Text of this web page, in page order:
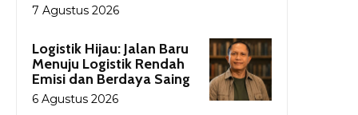
7 Agustus 2026
Logistik Hijau: Jalan Baru
Menuju Logistik Rendah
Emisi dan Berdaya Saing
6 Agustus 2026